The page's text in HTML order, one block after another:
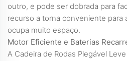
outro, e pode ser dobrada para
recurso a torna conveniente para
ocupa muito espaço.
Motor Eficiente e Baterias
A Cadeira de Rodas Plegável